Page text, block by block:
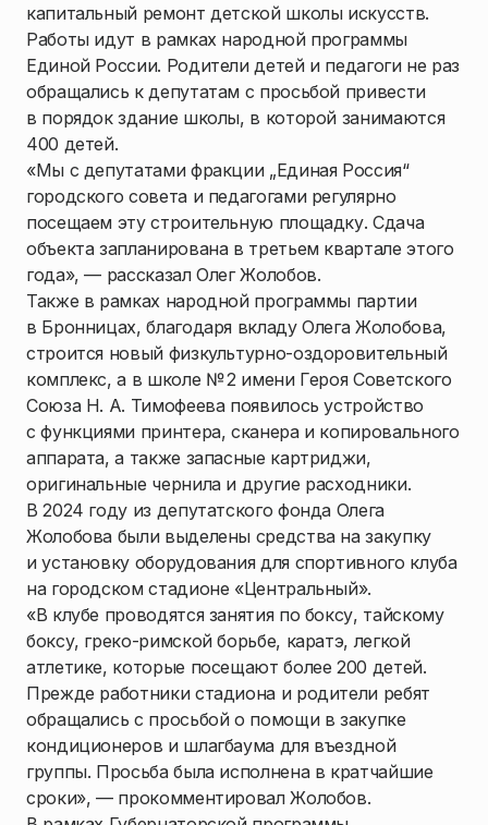
капитальный ремонт детской школы искусств.
Работы идут в рамках народной программы
Единой России. Родители детей и педагоги не раз
обращались к депутатам с просьбой привести
в порядок здание школы, в которой занимаются
400 детей.
«Мы с депутатами фракции „Единая Россия“
городского совета и педагогами регулярно
посещаем эту строительную площадку. Сдача
объекта запланирована в третьем квартале этого
года», — рассказал Олег Жолобов.
Также в рамках народной программы партии
в Бронницах, благодаря вкладу Олега Жолобова,
строится новый физкультурно-оздоровительный
комплекс, а в школе № 2 имени Героя Советского
Союза Н. А. Тимофеева появилось устройство
с функциями принтера, сканера и копировального
аппарата, а также запасные картриджи,
оригинальные чернила и другие расходники.
В 2024 году из депутатского фонда Олега
Жолобова были выделены средства на закупку
и установку оборудования для спортивного клуба
на городском стадионе «Центральный».
«В клубе проводятся занятия по боксу, тайскому
боксу, греко-римской борьбе, каратэ, легкой
атлетике, которые посещают более 200 детей.
Прежде работники стадиона и родители ребят
обращались с просьбой о помощи в закупке
кондиционеров и шлагбаума для въездной
группы. Просьба была исполнена в кратчайшие
сроки», — прокомментировал Жолобов.